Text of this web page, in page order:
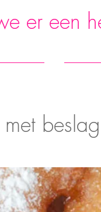
er een
beslag